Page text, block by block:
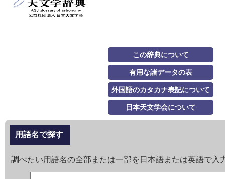
この辞典について
有用な諸データの表
外国語のカタカナ表記について
日本天文学会について
用語名で探す
調べたい用語名の全部または一部を日本語または英語で入